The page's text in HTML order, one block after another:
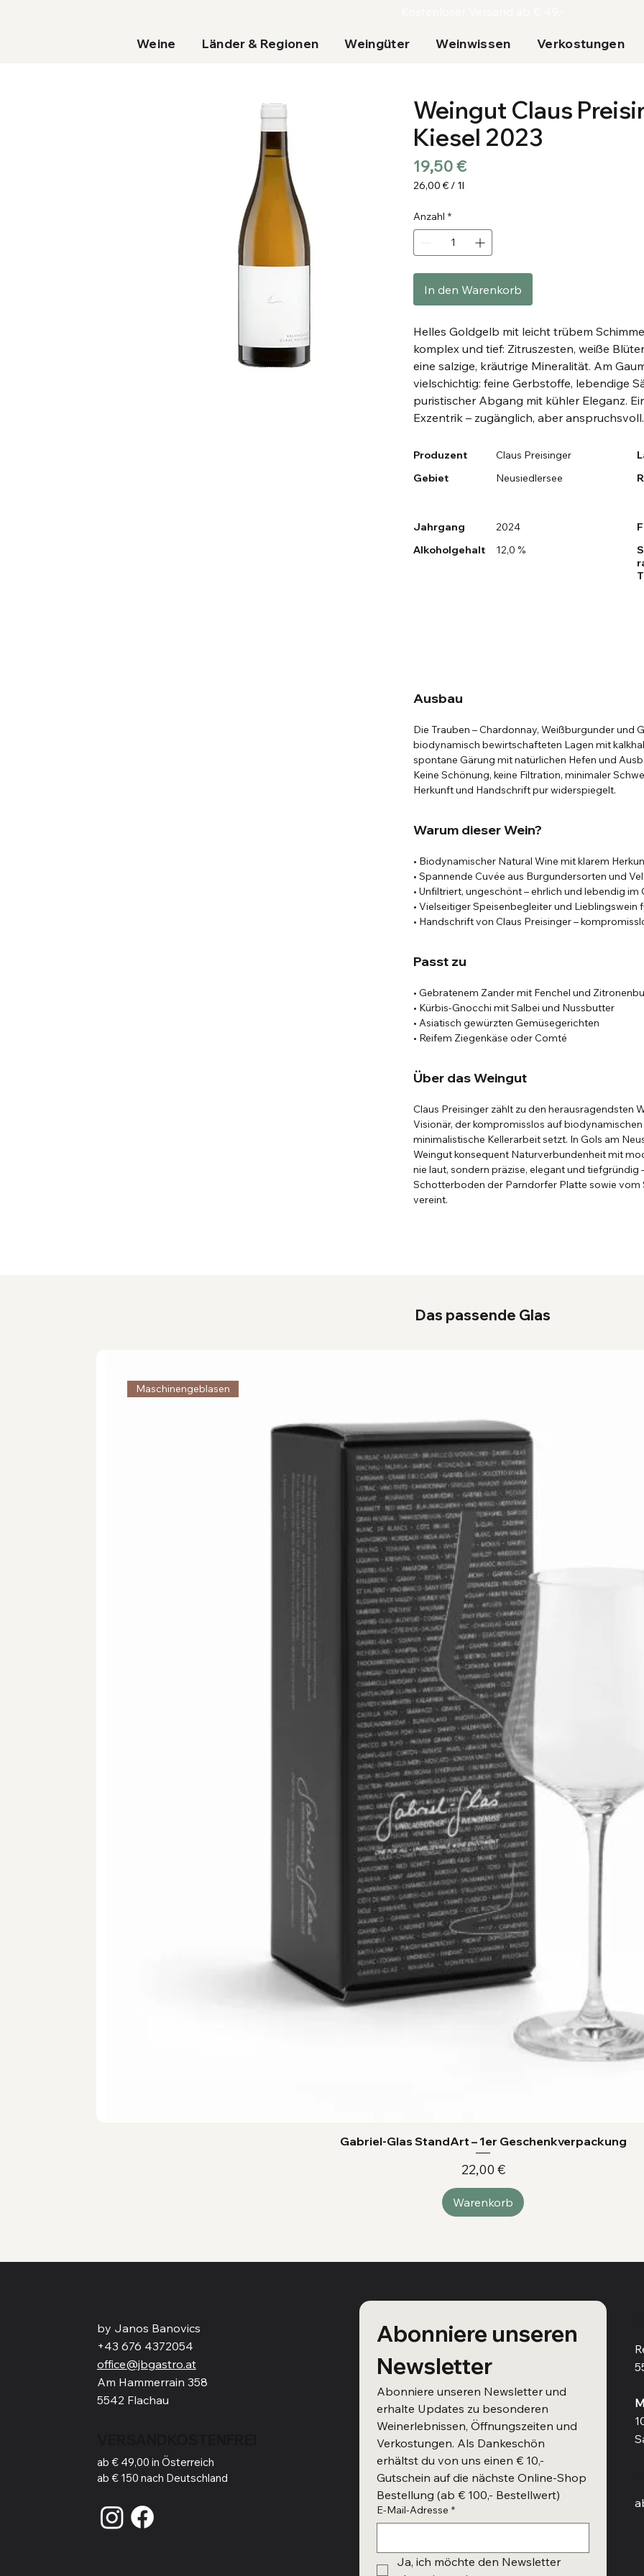
Weine Länder & Regionen Weingüter Weinwissen Verkostungen
Das passende Glas
Maschinengeblasen
Gabriel-Glas StandArt – 1er Geschenkverpackung
Preis
22,00 €
Warenkorb
Weingut Claus
Kiesel 2023
19,50 €Preis
26,00 € / 1l
pro
1
Anzahl *
In den Warenkorb
Helles Goldgelb mit leicht trübem
komplex und tief: Zitruszesten, weiße
eine salzige, kräutrige Mineralität. Am
vielschichtig: feine Gerbstoffe, lebendige
puristischer Abgang mit kühler Eleganz.
Exzentrik – zugänglich, aber anspruchsvoll.
Produzent Claus Preisinger
Gebiet
Neusiedlersee
Jahrgang
2024
Alkoholgehalt
12,0 %
Ausbau
Die Trauben – Chardonnay, Weißburgunder und
biodynamisch bewirtschafteten Lagen mit
spontane Gärung mit natürlichen Hefen und
Keine Schönung, keine Filtration, minimaler
Herkunft und Handschrift pur widerspiegelt.
Warum dieser Wein?
• Biodynamischer Natural Wine mit klarem
• Spannende Cuvée aus Burgundersorten und
• Unfiltriert, ungeschönt – ehrlich und lebendig im
• Vielseitiger Speisenbegleiter und Lieblingswein
• Handschrift von Claus Preisinger –
Passt zu
• Gebratenem Zander mit Fenchel und
• Kürbis-Gnocchi mit Salbei und Nussbutter
• Asiatisch gewürzten Gemüsegerichten
• Reifem Ziegenkäse oder Comté
Über das Weingut
Claus Preisinger zählt zu den herausragendsten
Visionär, der kompromisslos auf
minimalistische Kellerarbeit setzt. In Gols am
Weingut konsequent Naturverbundenheit mit
nie laut, sondern präzise, elegant und tiefgründig
Schotterboden der Parndorfer Platte sowie vom
vereint.
by Janos Banovics
+43 676 4372054
office@jbgastro.at
Am Hammerrain 358
5542 Flachau
ab € 49,00 in Österreich
ab € 150 nach Deutschland
Abonniere unseren
Newsletter
Abonniere unseren Newsletter und
erhalte Updates zu besonderen
Weinerlebnissen, Öffnungszeiten und
Verkostungen. Als Dankeschön
erhältst du von uns einen € 10,-
Gutschein auf die nächste Online-Shop
Bestellung (ab € 100,- Bestellwert)
E-Mail-Adresse *
Ja, ich möchte den Newsletter